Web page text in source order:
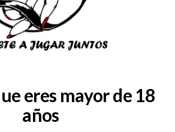
eres mayor de 18
años